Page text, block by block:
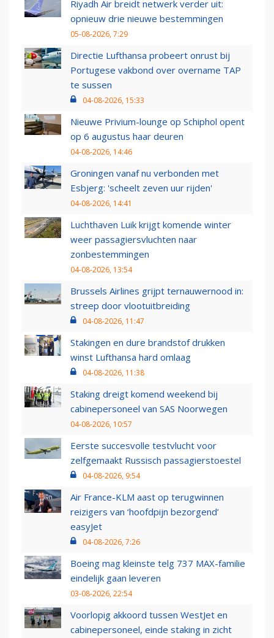
Riyadh Air breidt netwerk verder uit:
opnieuw drie nieuwe bestemmingen
05-08-2026, 7:29
Directie Lufthansa probeert onrust bij
Portugese vakbond over overname TAP
te sussen
04-08-2026, 15:33
Nieuwe Privium-lounge op Schiphol opent
op 6 augustus haar deuren
04-08-2026, 14:46
Groningen vanaf nu verbonden met
Esbjerg: 'scheelt zeven uur rijden'
04-08-2026, 14:41
Luchthaven Luik krijgt komende winter
weer passagiersvluchten naar
zonbestemmingen
04-08-2026, 13:54
Brussels Airlines grijpt ternauwernood in:
streep door vlootuitbreiding
04-08-2026, 11:47
Stakingen en dure brandstof drukken
winst Lufthansa hard omlaag
04-08-2026, 11:38
Staking dreigt komend weekend bij
cabinepersoneel van SAS Noorwegen
04-08-2026, 10:57
Eerste succesvolle testvlucht voor
zelfgemaakt Russisch passagierstoestel
04-08-2026, 9:54
Air France-KLM aast op terugwinnen
reizigers van ‘hoofdpijn bezorgend’
easyJet
04-08-2026, 7:26
Boeing mag kleinste telg 737 MAX-familie
eindelijk gaan leveren
03-08-2026, 22:54
Voorlopig akkoord tussen WestJet en
cabinepersoneel, einde staking in zicht